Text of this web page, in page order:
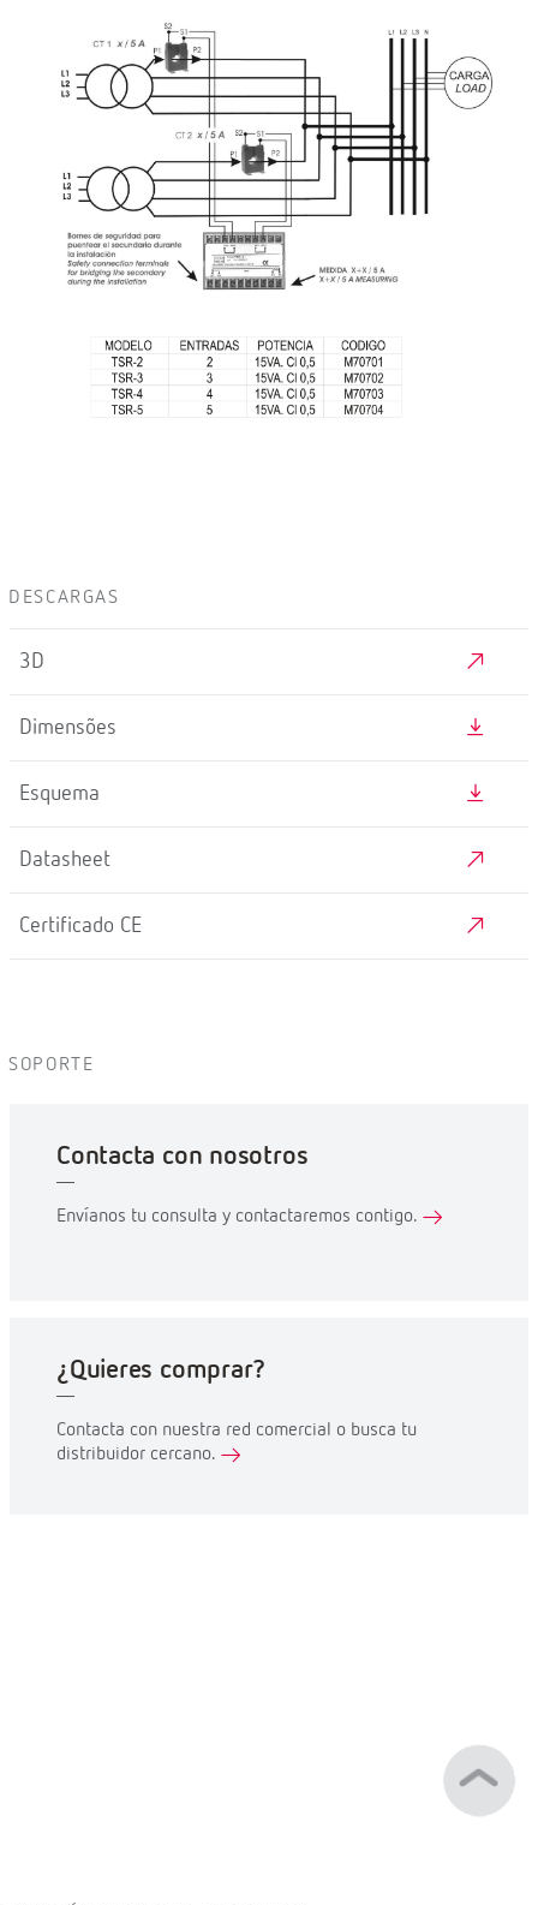
DESCARGAS
3D
Dimensões
Esquema
Datasheet
Certificado CE
SOPORTE
Contacta con nosotros
Envíanos tu consulta y contactaremos contigo.
¿Quieres comprar?
Contacta con nuestra red comercial o busca tu
distribuidor cercano.